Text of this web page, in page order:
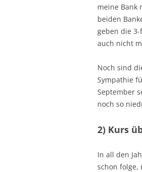
meine Bank
beiden
geben die
auch nicht
Noch sind
Sympathie
September
noch so
2) Kurs
In all den
schon folge,